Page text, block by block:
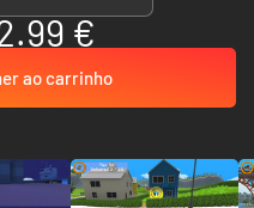
€
ao carrinho